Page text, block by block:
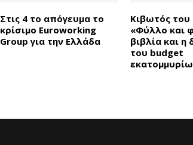
Στις 4 το απόγευμα το
κρίσιμο Euroworking
Group για την Ελλάδα
Κιβωτός
«Φύλλο και
βιβλία και η
του budget